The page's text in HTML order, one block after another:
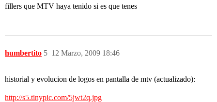
fillers que MTV haya tenido si es que tenes
humbertito 12 Marzo, 2009 18:46
5
historial y evolucion de logos en pantalla de mtv (actualizado):
http://s5.tinypic.com/5jwt2q.jpg